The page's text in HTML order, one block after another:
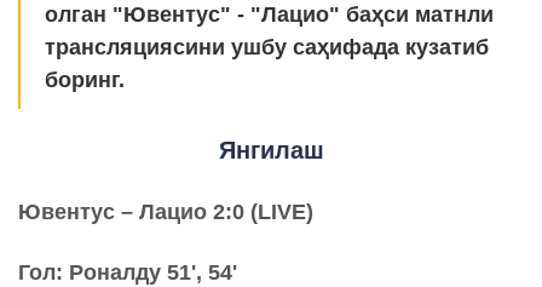
олган "Ювентус" - "Лацио" баҳси матнли
трансляциясини ушбу саҳифада кузатиб
боринг.
Янгилаш
Ювентус – Лацио 2:0 (LIVE)
Гол: Роналду 51', 54'